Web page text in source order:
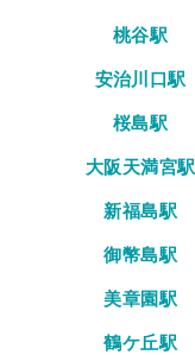
桃谷駅
安治川口駅
桜島駅
大阪天満宮駅
新福島駅
御幣島駅
美章園駅
鶴ケ丘駅